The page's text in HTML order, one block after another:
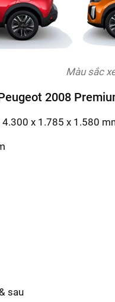
Màu sắc
2008
x 1.785 x 1.580
sau​